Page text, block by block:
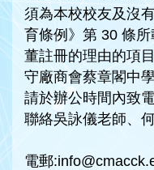
須為本校校友及沒
育條例》第 30 條
董註冊的理由的項
守廠商會蔡章閣中
請於辦公時間內致
聯絡吳詠儀老師、
電郵